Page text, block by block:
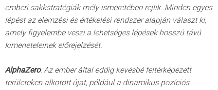
emberi sakkstratégiák mély ismeretében rejlik. Minden egyes
lépést az elemzési és értékelési rendszer alapján választ ki,
amely figyelembe veszi a lehetséges lépések hosszú távú
kimeneteleinek előrejelzését.
AlphaZero: Az ember által eddig kevésbé feltérképezett
területeken alkotott újat, például a dinamikus pozíciós